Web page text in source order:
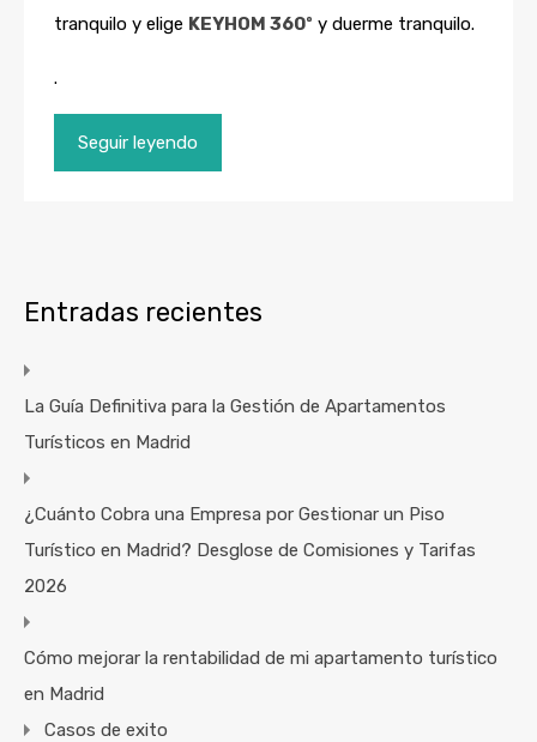
tranquilo y elige KEYHOM 360º y duerme tranquilo.
.
Seguir leyendo
Entradas recientes
La Guía Definitiva para la Gestión de Apartamentos
Turísticos en Madrid
¿Cuánto Cobra una Empresa por Gestionar un Piso
Turístico en Madrid? Desglose de Comisiones y Tarifas
2026
Cómo mejorar la rentabilidad de mi apartamento turístico
en Madrid
Casos de exito